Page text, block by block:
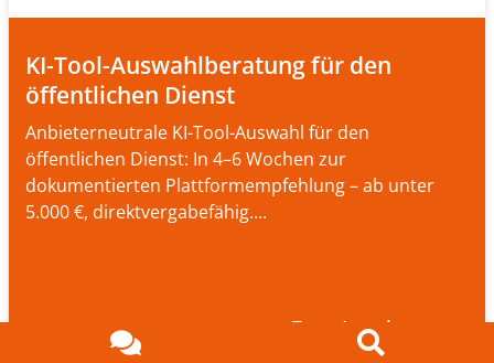
KI-Tool-Auswahlberatung für den
öffentlichen Dienst
Anbieterneutrale KI-Tool-Auswahl für den
öffentlichen Dienst: In 4–6 Wochen zur
dokumentierten Plattformempfehlung – ab unter
5.000 €, direktvergabefähig....
Zum Angebot ➔